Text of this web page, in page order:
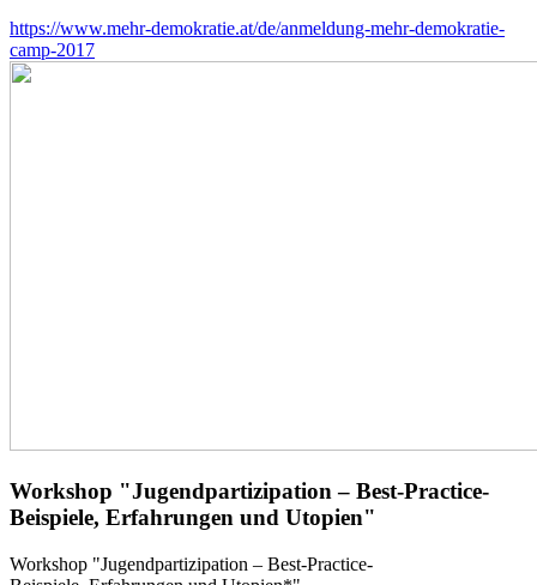
https://www.mehr-demokratie.at/de/anmeldung-mehr-demokratie-
camp-2017
Workshop "​Jugendpartizipation – Best-Practice-
Beispiele, Erfahrungen und Utopien"
Workshop "​Jugendpartizipation – Best-Practice-